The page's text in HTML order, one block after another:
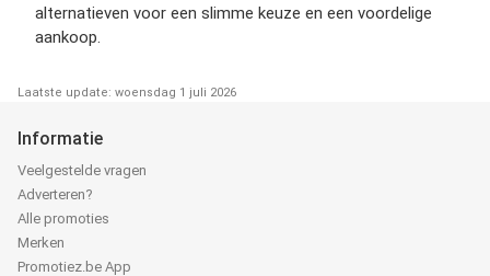
alternatieven voor een slimme keuze en een voordelige
aankoop.
Laatste update: woensdag 1 juli 2026
Informatie
Veelgestelde vragen
Adverteren?
Alle promoties
Merken
Promotiez.be App